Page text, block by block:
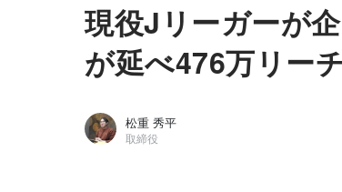
現役Jリーガーが
が延べ476万リー
松重 秀平
取締役